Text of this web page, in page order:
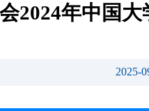
2024年中国
2025-